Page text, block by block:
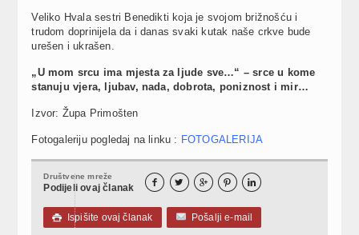
Veliko Hvala sestri Benedikti koja je svojom brižnošću i
trudom doprinijela da i danas svaki kutak naše crkve bude
urešen i ukrašen.
„U mom srcu ima mjesta za ljude sve…“ – srce u kome
stanuju vjera, ljubav, nada, dobrota, poniznost i mir…
Izvor: Župa Primošten
Fotogaleriju pogledaj na linku : FOTOGALERIJA
Društvene mreže
Podijeli ovaj članak     
 Ispišite ovaj članak Pošalji e-mail